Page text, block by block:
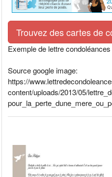
Trouvez des cartes de
Exemple de lettre condoléances
Source google image:
https://
content/uploads/2013/05/